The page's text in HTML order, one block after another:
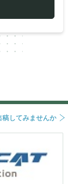
稿してみませんか